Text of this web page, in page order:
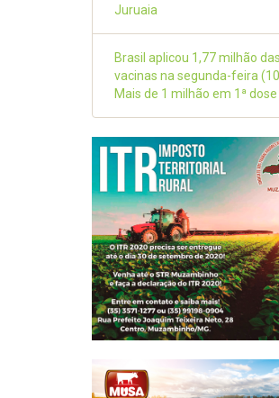
Juruaia
Brasil aplicou 1,77 milhão das
vacinas na segunda-feira
Mais de 1 milhão em 1ª dose